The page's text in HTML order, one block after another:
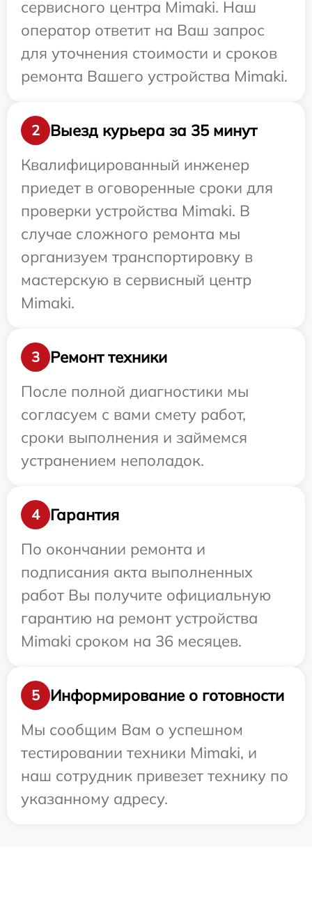
сервисного центра Mimaki. Наш
оператор ответит на Ваш запрос
для уточнения стоимости и сроков
ремонта Вашего устройства Mimaki.
2
Выезд курьера за 35 минут
Квалифицированный инженер
приедет в оговоренные сроки для
проверки устройства Mimaki. В
случае сложного ремонта мы
организуем транспортировку в
мастерскую в сервисный центр
Mimaki.
3
Ремонт техники
После полной диагностики мы
согласуем с вами смету работ,
сроки выполнения и займемся
устранением неполадок.
4
Гарантия
По окончании ремонта и
подписания акта выполненных
работ Вы получите официальную
гарантию на ремонт устройства
Mimaki сроком на 36 месяцев.
5
Информирование о готовности
Мы сообщим Вам о успешном
тестировании техники Mimaki, и
наш сотрудник привезет технику по
указанному адресу.